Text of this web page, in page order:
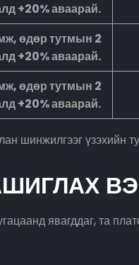
+20% аваарай.
өдөр тутмын 2
+20% аваарай.
өдөр тутмын 2
+20% аваарай.
шинжилгээг үзэхийн
явагддаг, та